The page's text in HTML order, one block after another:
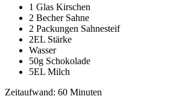
1 Glas Kirschen
2 Becher Sahne
2 Packungen Sahnesteif
2EL Stärke
Wasser
50g Schokolade
5EL Milch
Zeitaufwand: 60 Minuten